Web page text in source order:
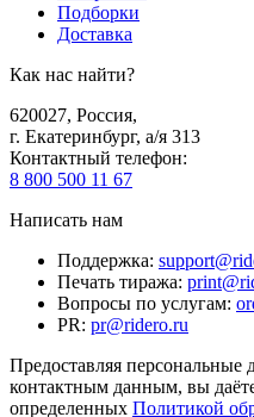
Подборки
Доставка
Как нас найти?
620027, Россия,
г. Екатеринбург, а/я 313
Контактный телефон:
8 800 500 11 67
Написать нам
Поддержка:
Печать тиража:
Вопросы по услугам:
PR: pr@ridero.ru
Предоставляя
контактным данным, вы
определенных Политикой